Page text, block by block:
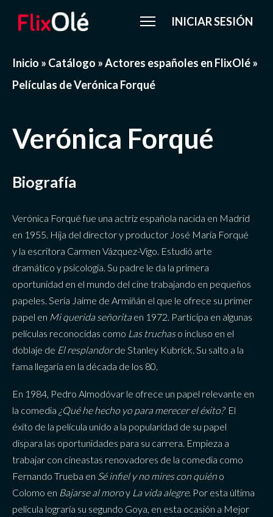
INICIAR SESIÓN
Inicio » Catálogo »Actores españoles en FlixOlé»
Películas de Verónica Forqué
Verónica Forqué
Biografía
Verónica Forqué fue una actriz española nacida en Madrid
en 1955. Hija del director y productor José María Forqué
y la escritora Carmen Vázquez-Vigo. Estudió arte
dramático y psicología. Su padre le da la primera
oportunidad en el mundo del cine trabajando en pequeños
papeles. Sería Jaime de Armiñán el que le ofrece su primer
papel en Mi querida señorita en 1972. Participa en algunas
películas reconocidas como Las truchaso incluso en el
doblaje de El resplandorde Stanley Kubrick. Su salto a la
fama llegaría en la década de los 80.
En 1984, Pedro Almodóvar le ofrece un papel relevante en
la comedia ¿Qué he hecho yo para merecer el éxito?El
éxito de la película unido a la popularidad de su papel
dispara las oportunidades para su carrera. Empieza a
trabajar con cineastas renovadores de la comedia como
Fernando Trueba en Sé infiel y no mires con quién o
Colomo en Bajarse al moroy La vida alegre. Por esta última
película lograría su segundo Goya, en esta ocasión a Mejor